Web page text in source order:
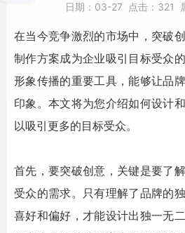
日期： 03-27 点击： 321
在当今竞争激烈的市场中，突破
制作方案成为企业吸引目标受众的
形象传播的重要工具，能够让品
印象。本文将为您介绍如何设计
以吸引更多的目标受众。
首先，要突破创意，关键是要了
受众的需求。只有理解了品牌的
喜好和偏好，才能设计出独一无